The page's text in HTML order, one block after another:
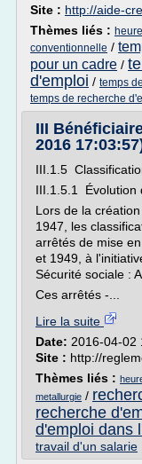
Site : http://aide-
Thèmes liés :
conventionnelle /
pour un cadre /
d'emploi / temps
temps de recherche
III
2016
III.1.5
III.1.5.1 Évolution
Lors de la
1947, les
arrêtés de mise
et 1949, à
Sécurité sociale :
Ces arrêtés -...
Lire la suite
Date: 2016-04-02
Site : http://
Thèmes liés :
metallurgie /
recherche
d'emploi dans
travail d'un salarie